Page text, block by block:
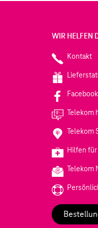
WIR HELFEN
Kontakt
Facebook
Telekom
Telekom
Hilfen für
Telekom